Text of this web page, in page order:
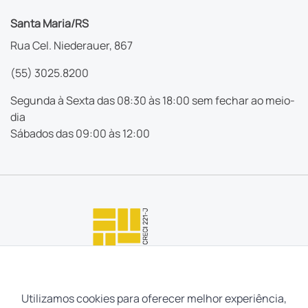
Santa Maria/RS
Rua Cel. Niederauer, 867
(55) 3025.8200
Segunda à Sexta das 08:30 às 18:00 sem fechar ao meio-
dia
Sábados das 09:00 às 12:00
Utilizamos cookies para oferecer melhor experiência,